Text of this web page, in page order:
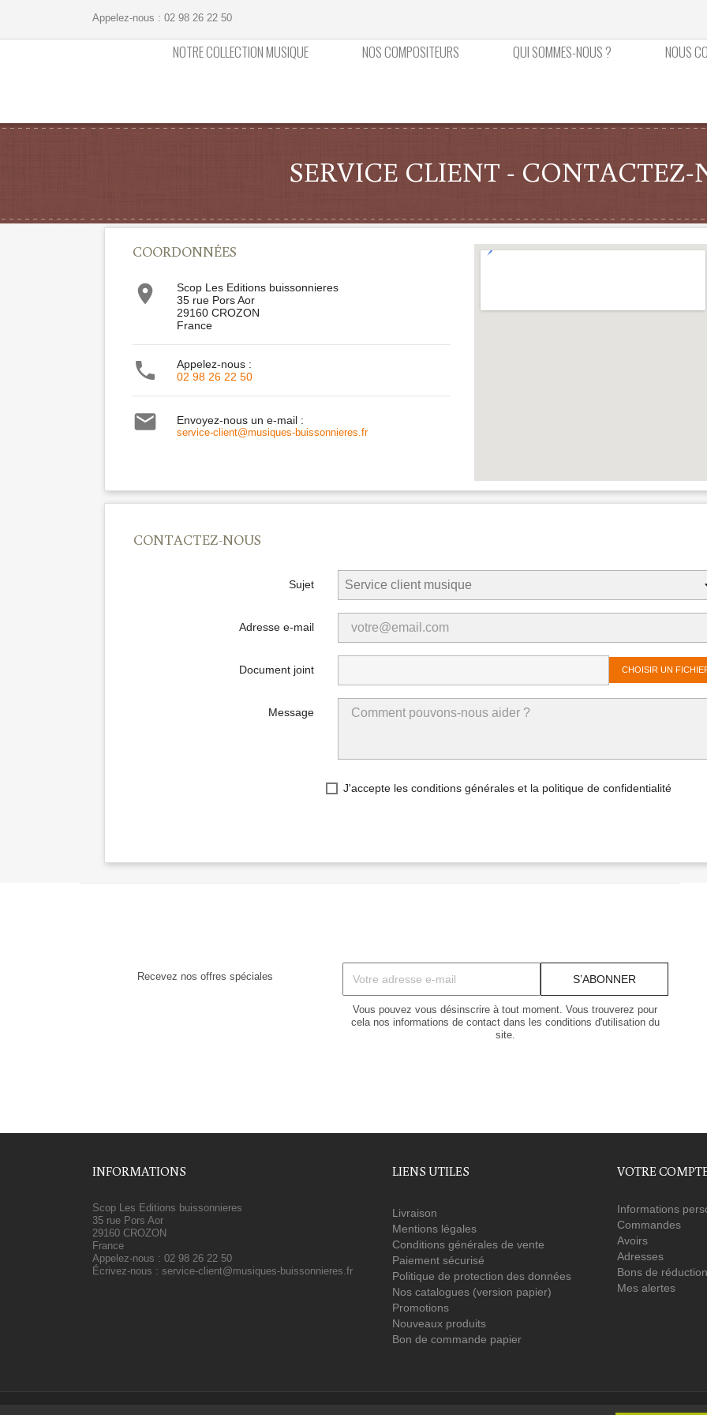
Appelez-nous : 02 98 26 22 50
NOTRE COLLECTION MUSIQUE NOS COMPOSITEURS QUI SOMMES-NOUS ? NOUS
SERVICE CLIENT - CONTACTEZ-
COORDONNÉES

Scop Les Editions buissonnieres
35 rue Pors Aor
29160 CROZON
France

Appelez-nous :
02 98 26 22 50
 Envoyez-nous un e-mail :
service-client@musiques-buissonnieres.fr
CONTACTEZ-NOUS
Sujet
Adresse e-mail
Document joint CHOISIR UN
Message
J'accepte les conditions générales et la politique de confidentialité
Recevez nos offres spéciales
Vous pouvez vous désinscrire à tout moment. Vous trouverez pour
cela nos informations de contact dans les conditions d'utilisation du
site.
INFORMATIONS
Scop Les Editions buissonnieres
35 rue Pors Aor
29160 CROZON
France
Appelez-nous : 02 98 26 22 50
Écrivez-nous : service-client@musiques-buissonnieres.fr
LIENS UTILES
Livraison
Mentions légales
Conditions générales de vente
Paiement sécurisé
Politique de protection des données
Nos catalogues (version papier)
Promotions
Nouveaux produits
Bon de commande papier
VOTRE
Informations
Commandes
Avoirs
Adresses
Bons de réduction
Mes alertes